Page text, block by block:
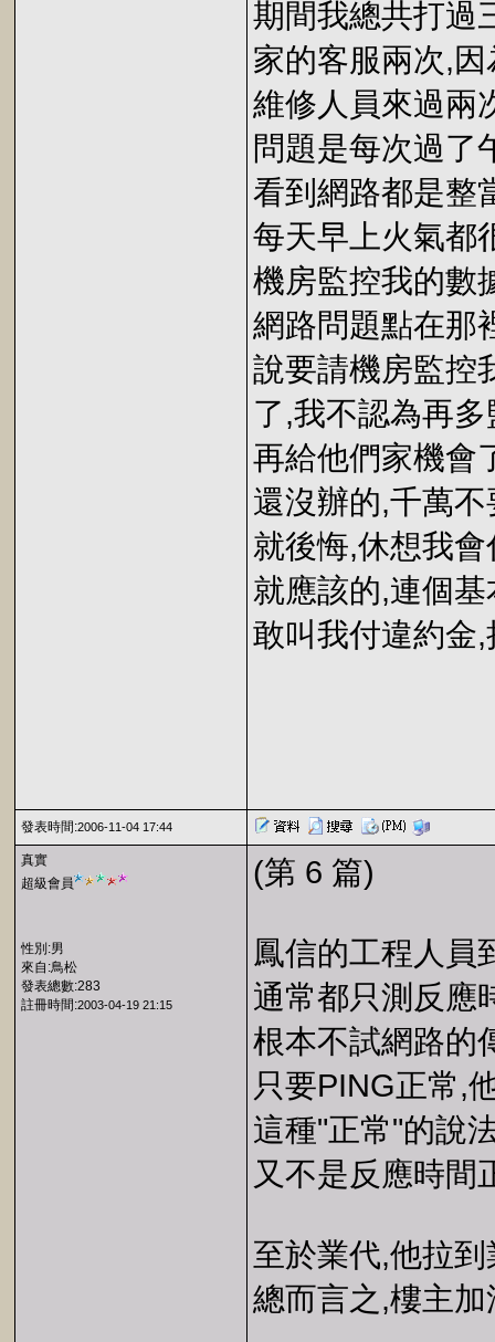
期間我總共打過
家的客服兩次,
維修人員來過兩
問題是每次過了
看到網路都是整
每天早上火氣都
機房監控我的數
網路問題點在那
說要請機房監控
了,我不認為再
再給他們家機會
還沒辦的,千萬
就後悔,休想我
就應該的,連個
敢叫我付違約金
發表時間:2006-11-04 17:44
真實
超級會員
性別:男
來自:鳥松
發表總數:283
註冊時間:2003-04-19 21:15
(第 6 篇)
鳳信的工程人員
通常都只測反應
根本不試網路的
只要PING正常,
這種"正常"的說
又不是反應時間
至於業代,他拉
總而言之,樓主加